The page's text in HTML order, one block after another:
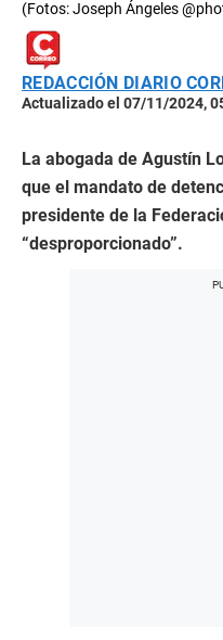
(Fotos: Joseph Ángeles
REDACCIÓN DIARIO
Actualizado el 07/11/2024,
La abogada de Agustín
que el mandato de
presidente de la
“desproporcionado”.